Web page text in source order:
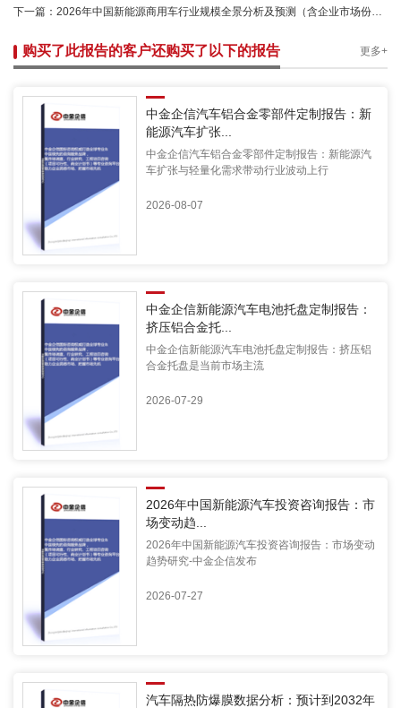
下一篇： 2026年中国新能源商用车行业规模全景分析及预测（含企业市场份额及竞争格局分析）
购买了此报告的客户还购买了以下的报告 更多+
中金企信汽车铝合金零部件定制报告：新
能源汽车扩张...
中金企信汽车铝合金零部件定制报告：新能源汽
车扩张与轻量化需求带动行业波动上行
2026-08-07
中金企信新能源汽车电池托盘定制报告：
挤压铝合金托...
中金企信新能源汽车电池托盘定制报告：挤压铝
合金托盘是当前市场主流
2026-07-29
2026年中国新能源汽车投资咨询报告：市
场变动趋...
2026年中国新能源汽车投资咨询报告：市场变动
趋势研究-中金企信发布
2026-07-27
汽车隔热防爆膜数据分析：预计到2032年